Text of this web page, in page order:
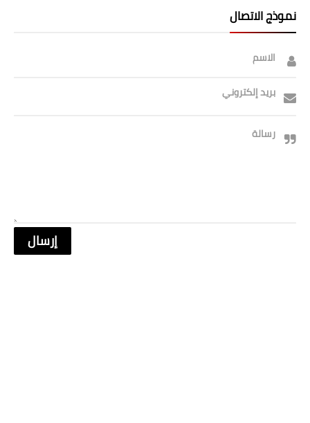
نموذج الاتصال
الاسم
بريد إلكتروني
رسالة